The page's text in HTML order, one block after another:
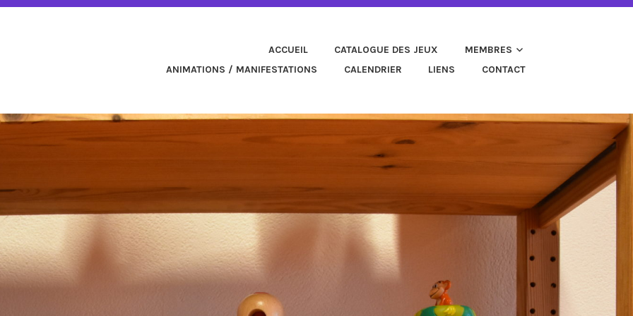
ACCUEIL CATALOGUE DES JEUX
MEMBRES
ANIMATIONS / MANIFESTATIONS
CALENDRIER LIENS CONTACT